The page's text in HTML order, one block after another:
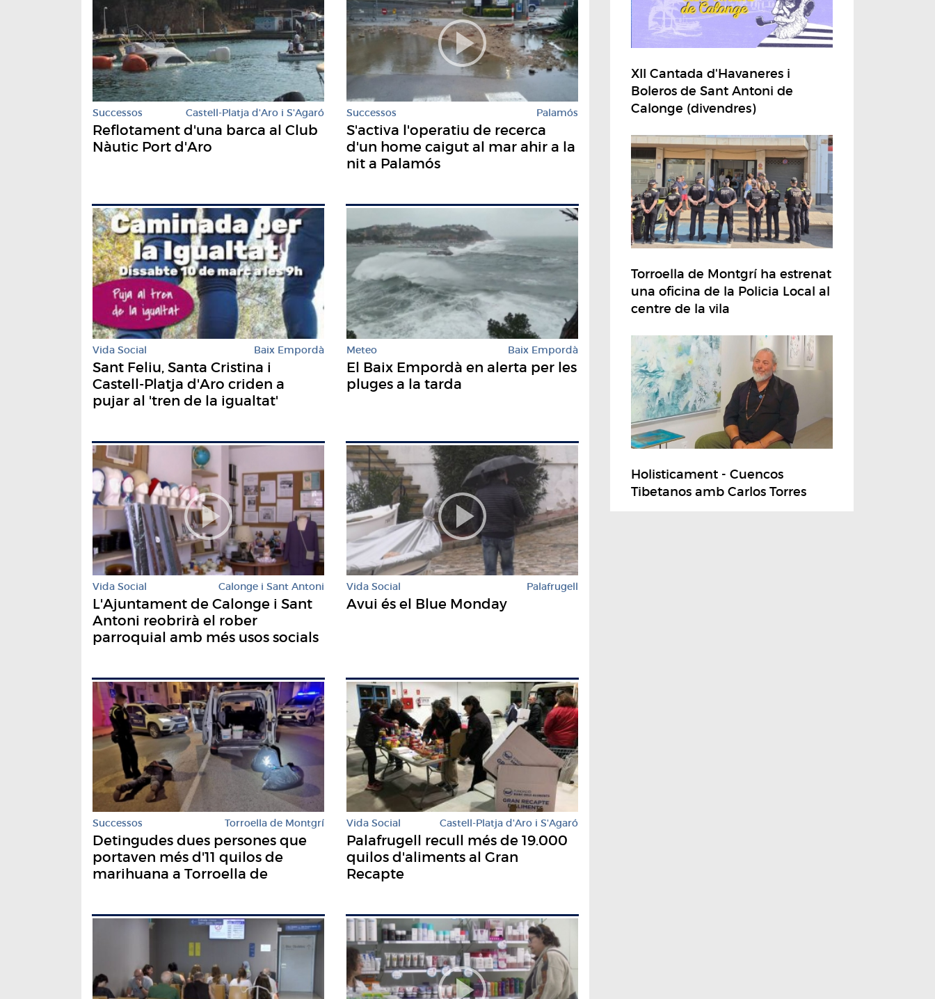
Successos Castell-Platja d'Aro i S'Agaró
Reflotament d'una barca al Club
Nàutic Port d'Aro
Successos Palamós
S'activa l'operatiu de recerca
d'un home caigut al mar ahir a la
nit a Palamós
Vida Social Baix Empordà
Sant Feliu, Santa Cristina i
Castell-Platja d'Aro criden a
pujar al 'tren de la igualtat'
Meteo Baix Empordà
El Baix Empordà en alerta per les
pluges a la tarda
Vida Social Calonge i Sant Antoni
L'Ajuntament de Calonge i Sant
Antoni reobrirà el rober
parroquial amb més usos socials
Vida Social Palafrugell
Avui és el Blue Monday
Successos Torroella de Montgrí
Detingudes dues persones que
portaven més d'11 quilos de
marihuana a Torroella de
Vida Social Castell-Platja d'Aro i S'Agaró
Palafrugell recull més de 19.000
quilos d'aliments al Gran
Recapte
XII Cantada d'Havaneres i
Boleros de Sant Antoni de
Calonge (divendres)
Torroella de Montgrí ha estrenat
una oficina de la Policia Local al
centre de la vila
Holisticament - Cuencos
Tibetanos amb Carlos Torres